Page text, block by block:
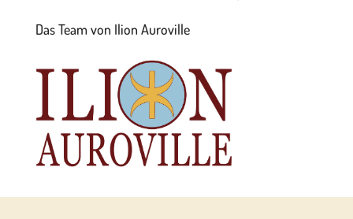
Das Team von Ilion Auroville